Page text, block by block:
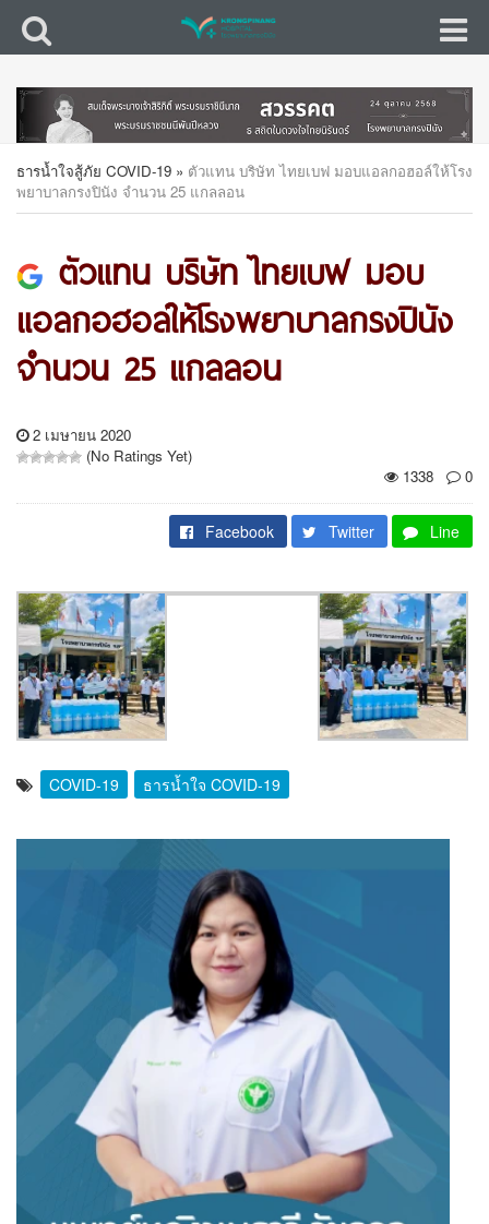
ธารน้ำใจสู้ภัย COVID-19 » ตัวแทน บริษัท ไทยเบฟ มอบแอลกอฮอล์ให้โรง
พยาบาลกรงปินัง จำนวน 25 แกลลอน
ตัวแทน บริษัท ไทยเบฟ มอบ
แอลกอฮอล์ให้โรงพยาบาลกรงปินัง
จำนวน 25 แกลลอน
2 เมษายน 2020
(No Ratings Yet)
1338
0
Facebook Twitter Line
COVID-19 ธารน้ำใจ COVID-19